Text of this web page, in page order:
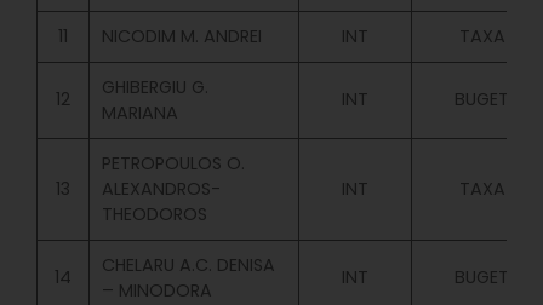
11 NICODIM M. ANDREI INT TAXA
12
GHIBERGIU G.
MARIANA
INT BUGET
13
PETROPOULOS O.
ALEXANDROS-
THEODOROS
INT TAXA
14
CHELARU A.C. DENISA
– MINODORA
INT BUGET